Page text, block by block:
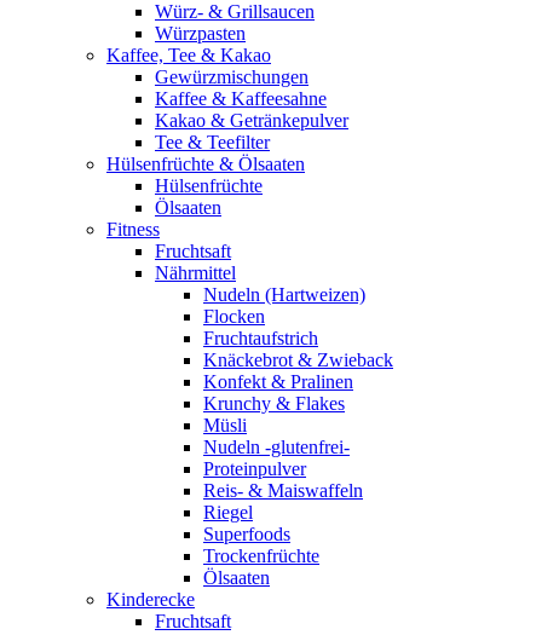
Würz- & Grillsaucen
Würzpasten
Kaffee, Tee & Kakao
Gewürzmischungen
Kaffee & Kaffeesahne
Kakao & Getränkepulver
Tee & Teefilter
Hülsenfrüchte & Ölsaaten
Hülsenfrüchte
Ölsaaten
Fitness
Fruchtsaft
Nährmittel
Nudeln (Hartweizen)
Flocken
Fruchtaufstrich
Knäckebrot & Zwieback
Konfekt & Pralinen
Krunchy & Flakes
Müsli
Nudeln -glutenfrei-
Proteinpulver
Reis- & Maiswaffeln
Riegel
Superfoods
Trockenfrüchte
Ölsaaten
Kinderecke
Fruchtsaft